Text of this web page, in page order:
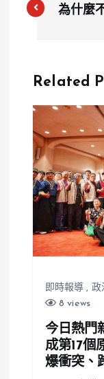
為什麼
開庭
身引
Related
即時報導 , 政
8 views
今日熱門
成第17個
爆衝突、